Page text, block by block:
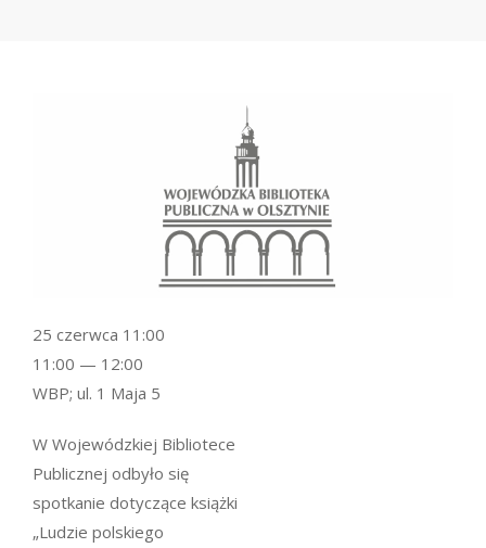
W Wojewódzkiej Bibliotece
Publicznej odbyło się
spotkanie dotyczące książki
„Ludzie polskiego
25 czerwca 11:00
11:00 — 12:00
WBP; ul. 1 Maja 5